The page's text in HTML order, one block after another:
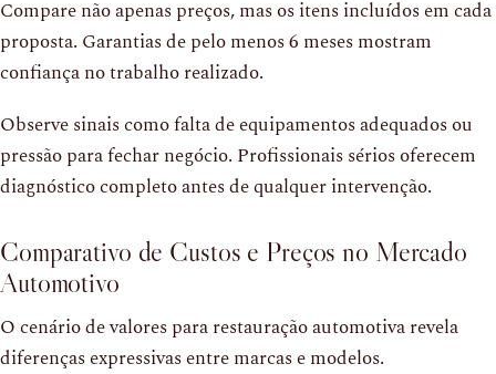
Compare não apenas preços, mas os itens incluídos em cada
proposta. Garantias de pelo menos 6 meses mostram
confiança no trabalho realizado.
Observe sinais como falta de equipamentos adequados ou
pressão para fechar negócio. Profissionais sérios oferecem
diagnóstico completo antes de qualquer intervenção.
Comparativo de Custos e Preços no Mercado
Automotivo
O cenário de valores para restauração automotiva revela
diferenças expressivas entre marcas e modelos.